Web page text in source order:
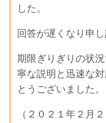
した。
回答が遅くなり申し
期限ぎりぎりの状
寧な説明と迅速な
とうございました。
（２０２１年２月２